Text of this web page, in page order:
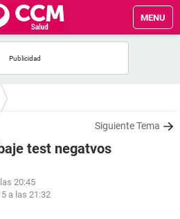
MENU
Siguiente Tema
test negatvos
20:45
a las 21:32